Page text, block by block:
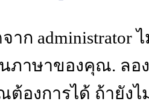
จาก
ภาษาของคุณ. ลอง
องการได้ ถ้ายัง